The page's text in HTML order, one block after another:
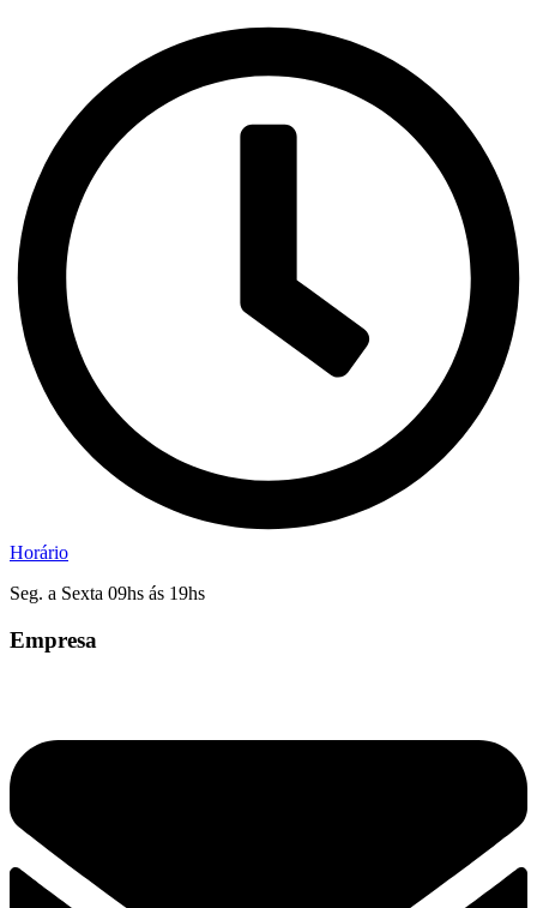
Horário
Seg. a Sexta 09hs ás 19hs
Empresa